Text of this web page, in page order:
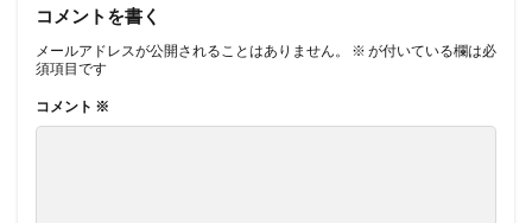
コメントを書く
メールアドレスが公開されることはありません。 ※ が付いている欄は必
須項目です
コメント ※